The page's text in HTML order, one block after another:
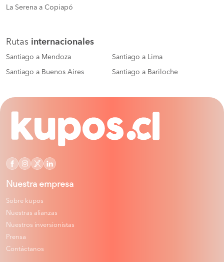
La Serena a Copiapó
Rutas internacionales
Santiago a Mendoza Santiago a Lima
Santiago a Buenos Aires Santiago a Bariloche
Nuestra empresa
Sobre kupos
Nuestras alianzas
Nuestros inversionistas
Prensa
Contáctanos